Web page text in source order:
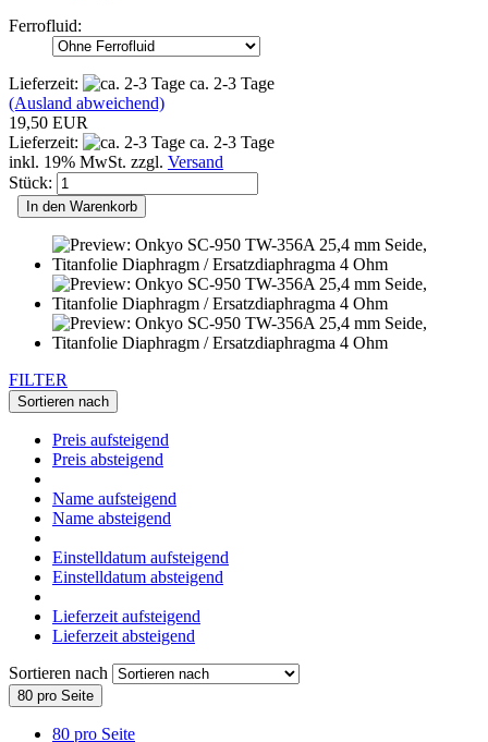
Ferrofluid:
Lieferzeit:
ca. 2-3 Tage
(Ausland abweichend)
19,50 EUR
Lieferzeit:
ca. 2-3 Tage
inkl. 19% MwSt. zzgl. Versand
Stück:
In den Warenkorb
FILTER
Sortieren nach
Preis aufsteigend
Preis absteigend
Name aufsteigend
Name absteigend
Einstelldatum aufsteigend
Einstelldatum absteigend
Lieferzeit aufsteigend
Lieferzeit absteigend
Sortieren nach
80 pro Seite
80 pro Seite